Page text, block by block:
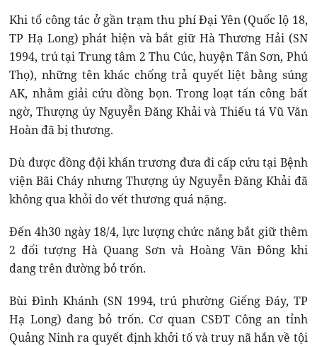
Khi tổ công tác ở gần trạm thu phí Đại Yên (Quốc lộ 18,
TP Hạ Long) phát hiện và bắt giữ Hà Thương Hải (SN
1994, trú tại Trung tâm 2 Thu Cúc, huyện Tân Sơn, Phú
Thọ), những tên khác chống trả quyết liệt bằng súng
AK, nhằm giải cứu đồng bọn. Trong loạt tấn công bất
ngờ, Thượng úy Nguyễn Đăng Khải và Thiếu tá Vũ Văn
Hoàn đã bị thương.
Dù được đồng đội khẩn trương đưa đi cấp cứu tại Bệnh
viện Bãi Cháy nhưng Thượng úy Nguyễn Đăng Khải đã
không qua khỏi do vết thương quá nặng.
Đến 4h30 ngày 18/4, lực lượng chức năng bắt giữ thêm
2 đối tượng Hà Quang Sơn và Hoàng Văn Đông khi
đang trên đường bỏ trốn.
Bùi Đình Khánh (SN 1994, trú phường Giếng Đáy, TP
Hạ Long) đang bỏ trốn. Cơ quan CSĐT Công an tỉnh
Quảng Ninh ra quyết định khởi tố và truy nã hắn về tội